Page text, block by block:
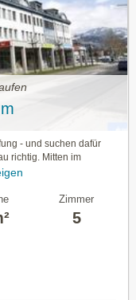
- und suchen dafür
richtig. Mitten im
Zimmer
5